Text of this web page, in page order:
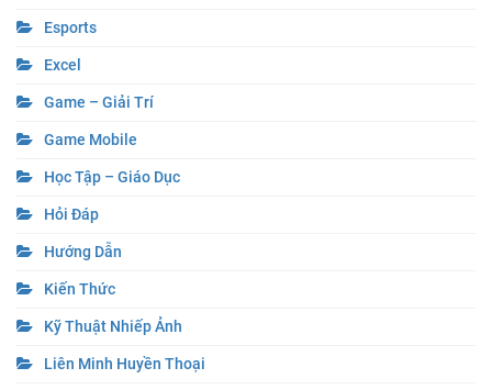
Esports
Excel
Game – Giải Trí
Game Mobile
Học Tập – Giáo Dục
Hỏi Đáp
Hướng Dẫn
Kiến Thức
Kỹ Thuật Nhiếp Ảnh
Liên Minh Huyền Thoại